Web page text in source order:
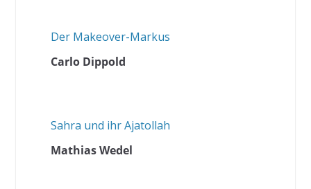
Der Makeover-Markus
Carlo Dippold
Sahra und ihr Ajatollah
Mathias Wedel